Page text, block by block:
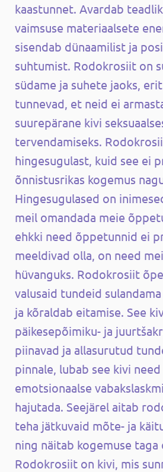
kaastunnet. Avardab
vaimsuse materiaalsete
sisendab dünaamilist ja
suhtumist. Rodokrosiit on
südame ja suhete jaoks,
tunnevad, et neid ei
suurepärane kivi
tervendamiseks.
hingesugulast, kuid see ei
õnnistusrikas kogemus
Hingesugulased on
meil omandada meie
ehkki need õppetunnid ei
meeldivad olla, on need
hüvanguks. Rodokrosiit
valusaid tundeid
ja kõraldab eitamise. See
päikesepõimiku- ja
piinavad ja allasurutud
pinnale, lubab see kivi
emotsionaalse
hajutada. Seejärel aitab
teha jätkuvaid mõte- ja
ning näitab kogemuse taga
Rodokrosiit on kivi, mis